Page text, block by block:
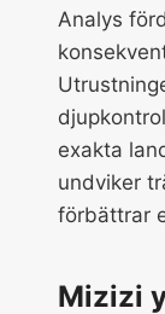
Analys
exakta
undviker
förbättrar
Mizizi